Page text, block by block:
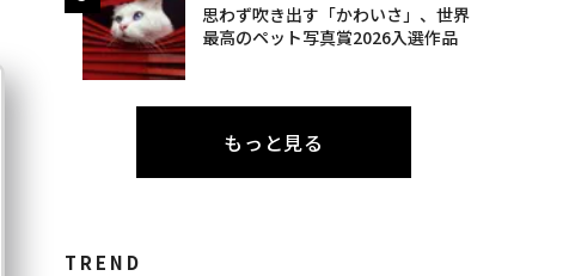
思わず吹き出す「かわいさ」、世界
最高のペット写真賞2026入選作品
もっと見る
TREND